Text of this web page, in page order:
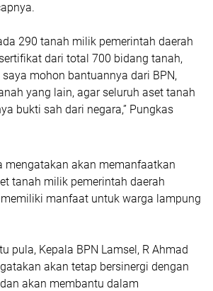
290 tanah milik pemerintah daerah
dari total 700 bidang tanah,
mohon bantuannya dari BPN,
yang lain, agar seluruh aset tanah
bukti sah dari negara,” Pungkas
mengatakan akan memanfaatkan
tanah milik pemerintah daerah
manfaat untuk warga lampung
pula, Kepala BPN Lamsel, R Ahmad
akan tetap bersinergi dengan
akan membantu dalam